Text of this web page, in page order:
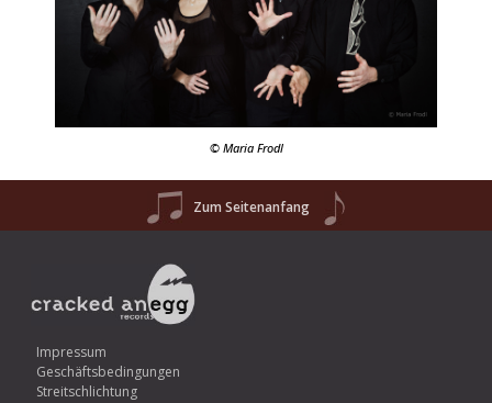
© Maria Frodl
Zum Seitenanfang
Impressum
Geschäftsbedingungen
Streitschlichtung